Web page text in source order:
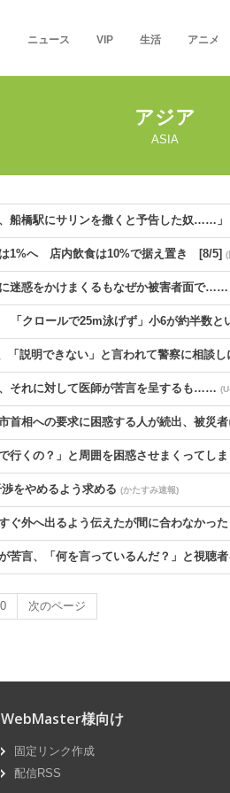
ニュース VIP 生活 アニメ
アジア
ASIA
船橋駅にサリンを撒くと予告した奴……
1%へ 店内飲食は10%で据え置き [8/5] (
迷惑をかけまくるもなぜか被害者面で……
クロールで25m泳げず」小6が約半数
「説明できない」と言われて警察に相談
それに対して医師が苦言を呈するも……
首相への要求に困惑する人が続出、被災
くの？」と周囲を困惑させまくってしま
をやめるよう求める (かたすみ速報)
ぐ外へ出るよう伝えたが間に合わなか
言、「何を言っているんだ？」と視聴
は800円の弁当、花火大会も相次ぎ中止
い払って水皿ひとり占め【海外の反応】
査 ガイドライン改定へ ［8/5］
ですかって話」 高市首相の消費減税方
次のページ
WebMaster様向け
固定リンク作成
配信RSS